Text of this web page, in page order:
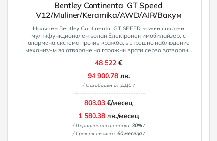
Bentley Continental GT Speed
V12/Muliner/Keramika/AWD/AIR/Вакум
Наличен Bentley Continental GT SPEED кожен спортен
мултифункционален волан Електронен имобилайзер, с
алармена система против кражба, вътрешно наблюдение
механизъм за отваряне на гаражни врати серво затваряне
колело, спестяващо място приемане на телевизия
масажиращи седалки отпред 20" алуминиеви джанти със
седем спици преден и заден парктроник камера за задно
виждане Регулиране на седалките, електрически, за двете
предни седалки задни подлакътници кожени калъфи за
седалки интервален контрол на чистачките със сензор за
дъжд Отоплението на предните седалки може да се
управлява отделно Автоматично превключване на
фаровете Външни огледала с функция памет, автоматично
затъмняване, ел. прибиране/регулиране/отопление 4
Ъглово въздушно окачване с електрическо регулиране на
48 522 €
94 900.78лв.
/ Освободен от ДДС /
808.03 €/месец
1 580.38лв./месец
/ Първоначална вноска: 30%/
/ Срок на лизинга: 60 месеца/